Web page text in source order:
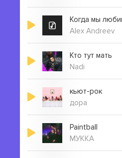
Alex Andreev
Кто тут мать
Nadi
кьют-рок
дора
Paintball
МУККА